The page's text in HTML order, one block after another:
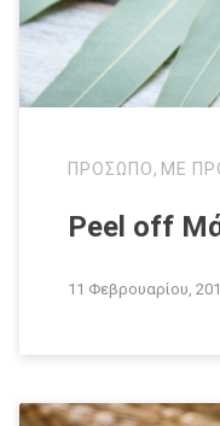
ΠΡΟΣΩΠΟ, ΜΕ
Peel off
11 Φεβρουαρίου,